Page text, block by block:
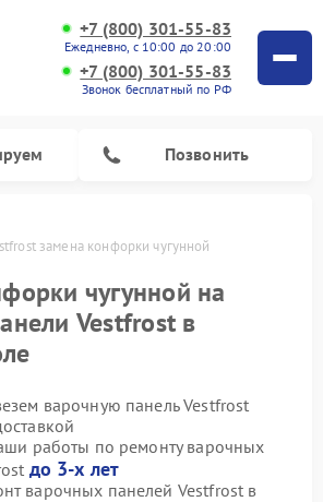
+7 (800) 301-55-83
Ежедневно, с 10:00 до 20:00
+7 (800) 301-55-83
Звонок бесплатный по РФ
Позвонить
замена конфорки чугунной
чугунной на
Vestfrost в
варочную панель Vestfrost
работы по ремонту варочных
до 3-х лет
варочных панелей Vestfrost в